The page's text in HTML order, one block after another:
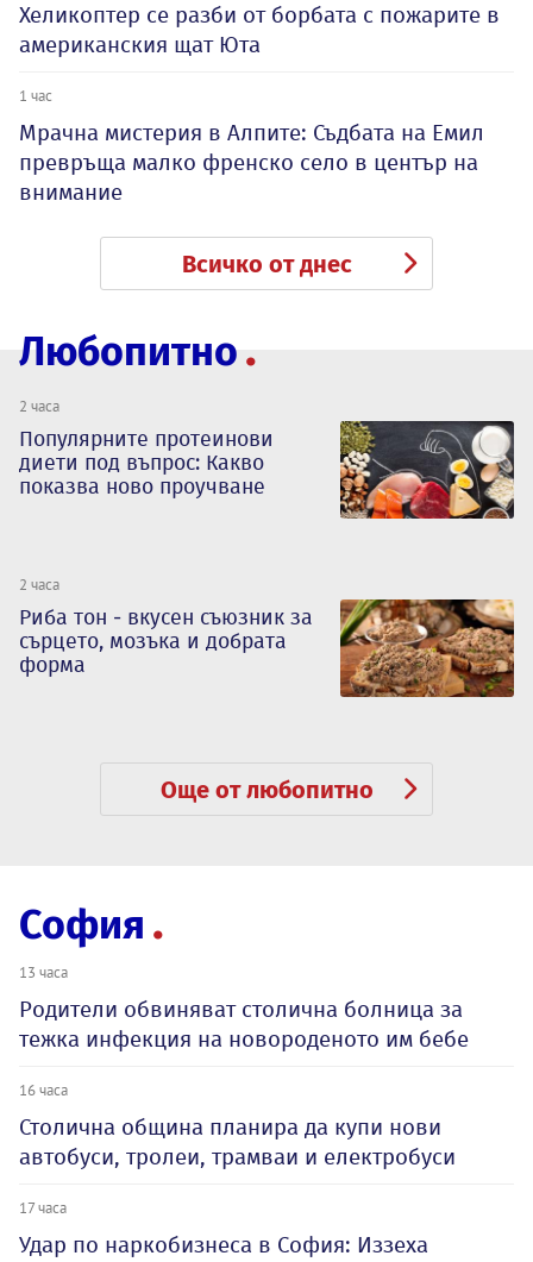
Хеликоптер се разби от борбата с пожарите в
американския щат Юта
1 час
Мрачна мистерия в Алпите: Съдбата на Емил
превръща малко френско село в център на
внимание
Всичко от днес
Любопитно
2 часа
Популярните протеинови
диети под въпрос: Какво
показва ново проучване
2 часа
Риба тон - вкусен съюзник за
сърцето, мозъка и добрата
форма
Още от любопитно
София
13 часа
Родители обвиняват столична болница за
тежка инфекция на новороденото им бебе
16 часа
Столична община планира да купи нови
автобуси, тролеи, трамваи и електробуси
17 часа
Удар по наркобизнеса в София: Иззеха